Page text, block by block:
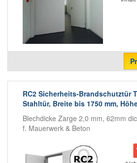
RC2 Sicherheits-Brandschutztür
Stahltür, Breite bis 1750 mm,
Blechdicke Zarge 2,0 mm, 62mm
f. Mauerwerk & Beton